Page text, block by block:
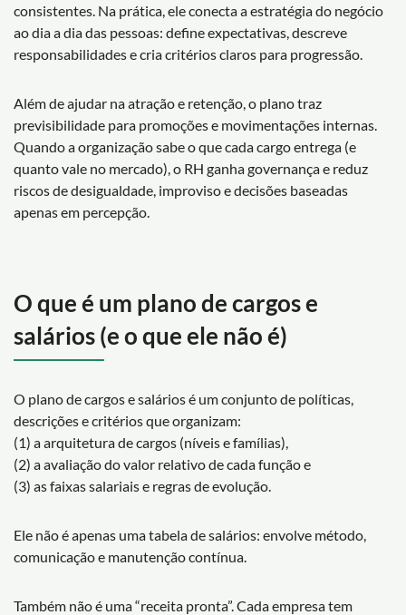
consistentes. Na prática, ele conecta a estratégia do negócio
ao dia a dia das pessoas: define expectativas, descreve
responsabilidades e cria critérios claros para progressão.
Além de ajudar na atração e retenção, o plano traz
previsibilidade para promoções e movimentações internas.
Quando a organização sabe o que cada cargo entrega (e
quanto vale no mercado), o RH ganha governança e reduz
riscos de desigualdade, improviso e decisões baseadas
apenas em percepção.
O que é um plano de cargos e
salários (e o que ele não é)
O plano de cargos e salários é um conjunto de políticas,
descrições e critérios que organizam:
(1) a arquitetura de cargos (níveis e famílias),
(2) a avaliação do valor relativo de cada função e
(3) as faixas salariais e regras de evolução.
Ele não é apenas uma tabela de salários: envolve método,
comunicação e manutenção contínua.
Também não é uma “receita pronta”. Cada empresa tem